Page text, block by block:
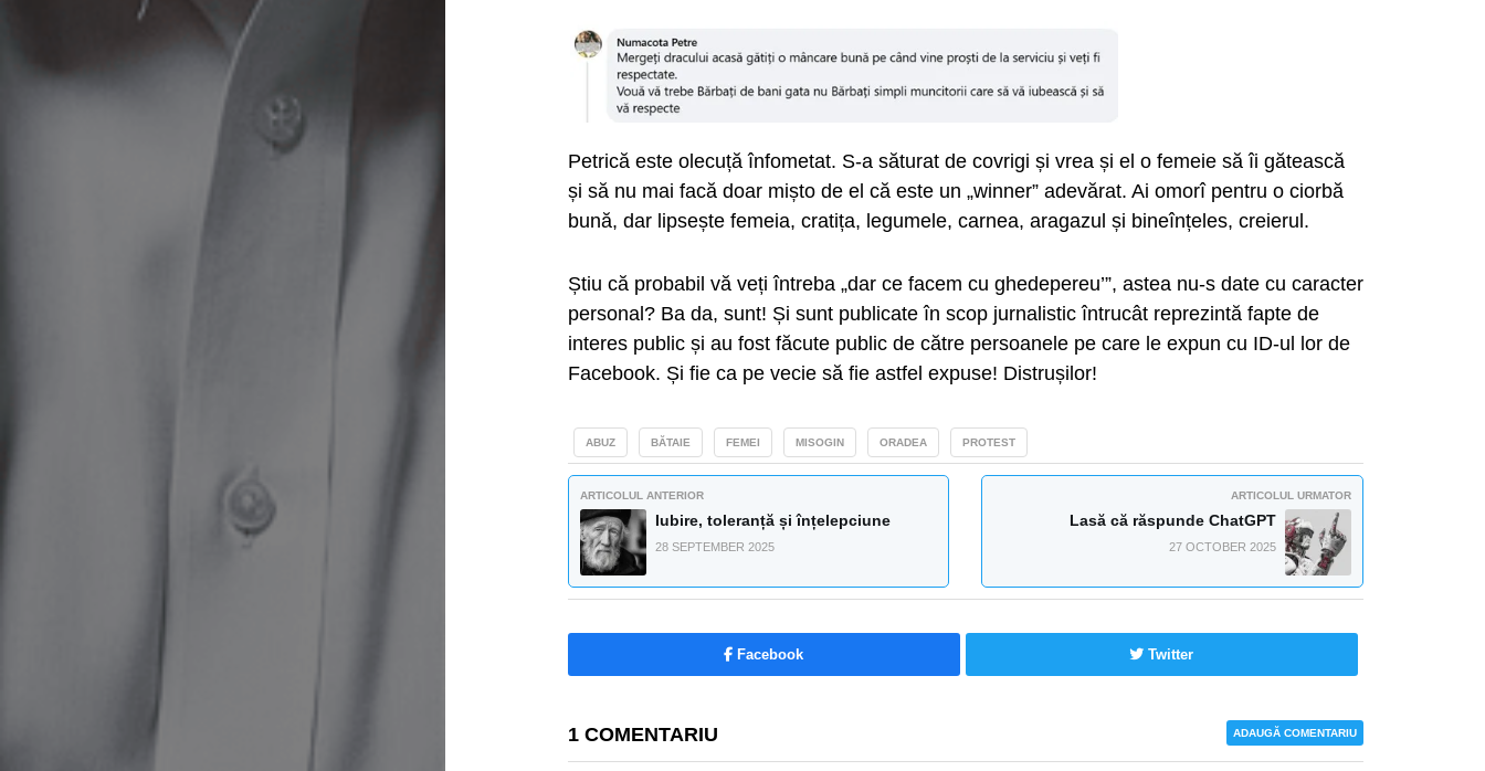
Petrică este olecuță înfometat. S-a săturat de covrigi și vrea și el o femeie să îi gătească
și să nu mai facă doar mișto de el că este un „winner” adevărat. Ai omorî pentru o ciorbă
bună, dar lipsește femeia, cratița, legumele, carnea, aragazul și bineînțeles, creierul.
Știu că probabil vă veți întreba „dar ce facem cu ghedepereu’”, astea nu-s date cu caracter
personal? Ba da, sunt! Și sunt publicate în scop jurnalistic întrucât reprezintă fapte de
interes public și au fost făcute public de către persoanele pe care le expun cu ID-ul lor de
Facebook. Și fie ca pe vecie să fie astfel expuse! Distrușilor!
ABUZ BĂTAIE FEMEI MISOGIN ORADEA PROTEST
ARTICOLUL ANTERIOR
Iubire, toleranță și înțelepciune
28 SEPTEMBER 2025
ARTICOLUL URMATOR
Lasă că răspunde ChatGPT
27 OCTOBER 2025
Facebook Twitter
1 COMENTARIU ADAUGĂ COMENTARIU